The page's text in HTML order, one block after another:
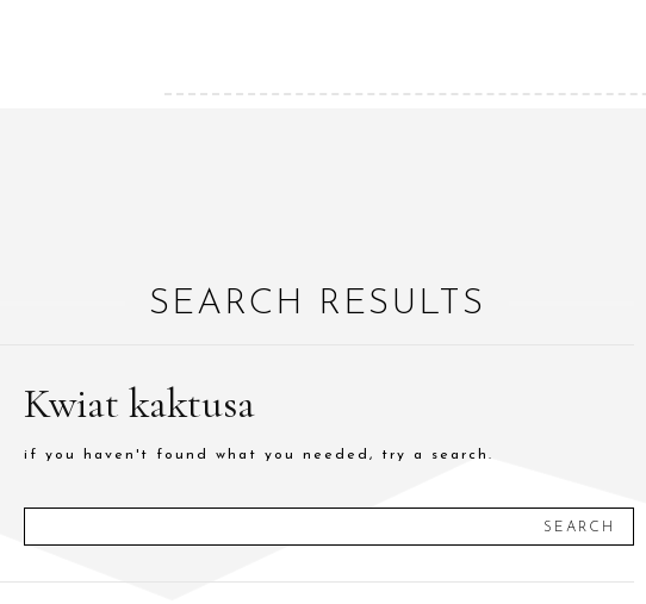
SEARCH RESULTS
Kwiat kaktusa
if you haven't found what you needed, try a search.
SEARCH